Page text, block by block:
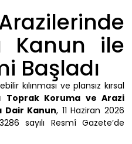
Kanun ile
Başladı
kılınması ve plansız kırsal
Toprak Koruma ve Arazi
Dair Kanun, 11 Haziran 2026
sayılı Resmî Gazete’de